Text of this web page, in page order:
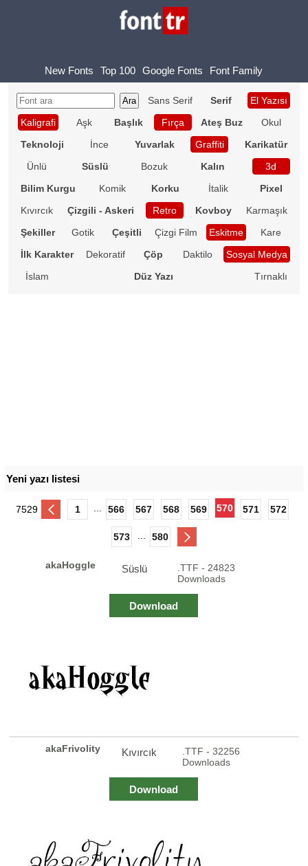
New Fonts Top 100 Google Fonts Font Family
Sans Serif Serif
El Yazısı
Kaligrafi
Aşk Başlık Fırça Ateş Buz
Okul
Teknoloji
İnce Yuvarlak Graffiti
Karikatür
Ünlü
Süslü Bozuk Kalın
3d
Bilim Kurgu
Komik Korku İtalik
Pixel
Kıvırcık
Çizgili - Askeri Retro Kovboy
Karmaşık
Şekiller
Gotik Çeşitli Çizgi Film Eskitme
Kare
İlk Karakter
Dekoratif Çöp Daktilo
Sosyal Medya
İslam
Düz Yazı Tırnaklı
Yeni yazı listesi
7529 1 566 567 568 569 570 571 572
573 580
akaHoggle Süslü
.TTF - 24823
Downloads
Download
akaFrivolity Kıvırcık
.TTF - 32256
Downloads
Download